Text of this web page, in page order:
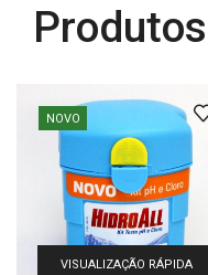
NOVO
VISUALIZAÇÃO RÁPIDA